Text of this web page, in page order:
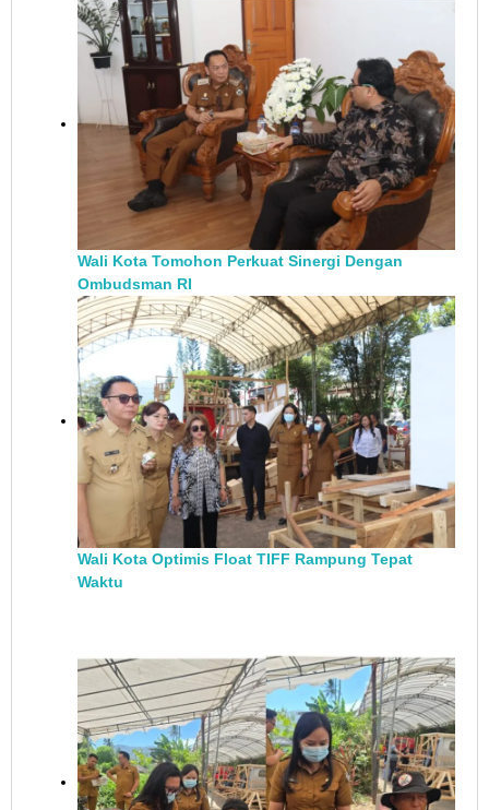
Wali Kota Tomohon Perkuat Sinergi Dengan
Ombudsman RI
Wali Kota Optimis Float TIFF Rampung Tepat
Waktu